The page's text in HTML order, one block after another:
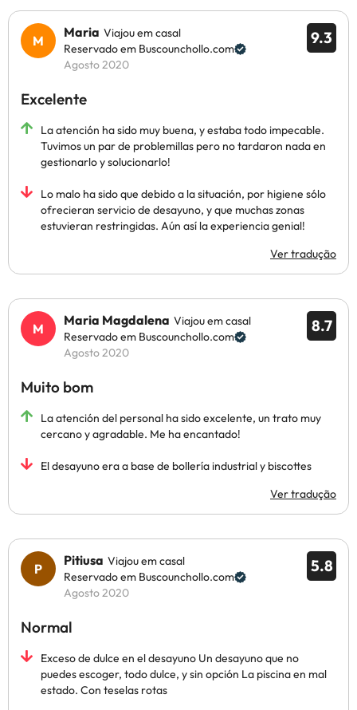
9.3
Maria Viajou em casal
Reservado em Buscounchollo.com
Agosto 2020
Excelente
La atención ha sido muy buena, y estaba todo impecable.
Tuvimos un par de problemillas pero no tardaron nada en
gestionarlo y solucionarlo!
Lo malo ha sido que debido a la situación, por higiene sólo
ofrecieran servicio de desayuno, y que muchas zonas
estuvieran restringidas. Aún así la experiencia genial!
Ver tradução
8.7
Maria Magdalena Viajou em casal
Reservado em Buscounchollo.com
Agosto 2020
Muito bom
La atención del personal ha sido excelente, un trato muy
cercano y agradable. Me ha encantado!
El desayuno era a base de bollería industrial y biscottes
Ver tradução
5.8
Pitiusa Viajou em casal
Reservado em Buscounchollo.com
Agosto 2020
Normal
Exceso de dulce en el desayuno Un desayuno que no
puedes escoger, todo dulce, y sin opción La piscina en mal
estado. Con teselas rotas